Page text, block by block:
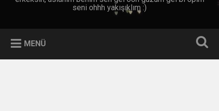
seni ohhh yakışıklım :)
MENÜ